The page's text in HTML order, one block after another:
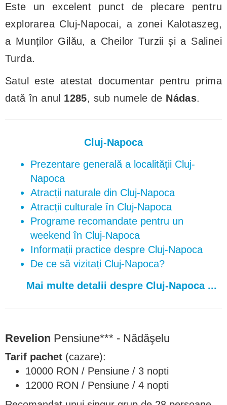
Este un excelent punct de plecare pentru
explorarea Cluj-Napocai, a zonei Kalotaszeg,
a Munților Gilău, a Cheilor Turzii și a Salinei
Turda.
Satul este atestat documentar pentru prima
dată în anul 1285, sub numele de Nádas.
Cluj-Napoca
Prezentare generală a localității Cluj-
Napoca
Atracții naturale din Cluj-Napoca
Atracții culturale în Cluj-Napoca
Programe recomandate pentru un
weekend în Cluj-Napoca
Informații practice despre Cluj-Napoca
De ce să vizitați Cluj-Napoca?
Mai multe detalii despre Cluj-Napoca ...
Revelion Pensiune*** - Nădăşelu
Tarif pachet (cazare):
10000 RON / Pensiune / 3 nopti
12000 RON / Pensiune / 4 nopti